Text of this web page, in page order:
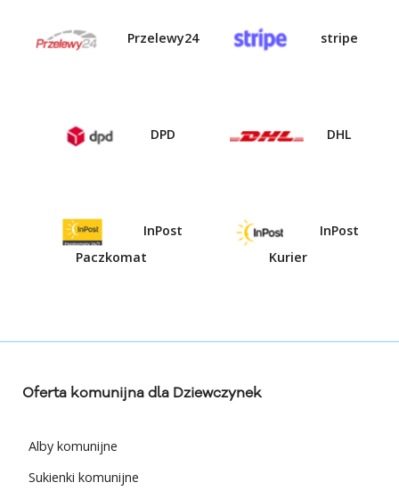
Przelewy24 stripe
DPD DHL
InPost
Paczkomat
InPost
Kurier
Oferta komunijna dla Dziewczynek
Alby komunijne
Sukienki komunijne